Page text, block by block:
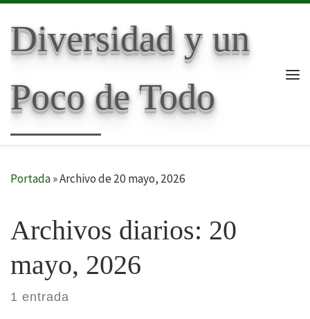
Diversidad y un
Poco de Todo
Portada»Archivo de 20 mayo, 2026
Archivos diarios: 20
mayo, 2026
1 entrada